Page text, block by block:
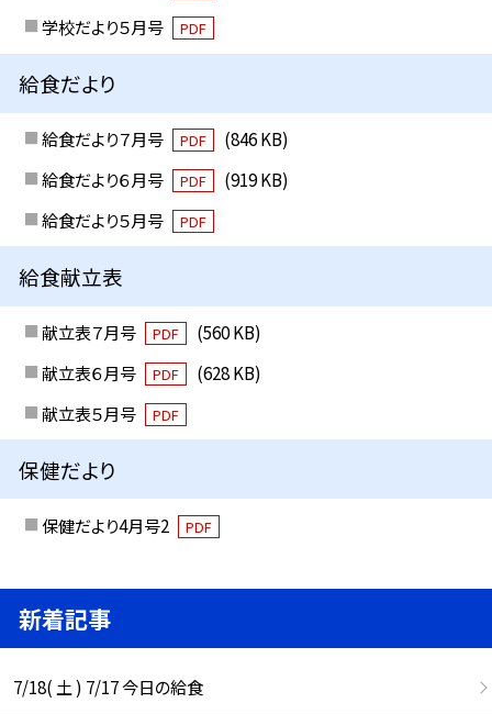
学校だより５月号
PDF
給食だより
給食だより７月号 PDF
(846 KB)
給食だより６月号
PDF
(919 KB)
給食だより５月号
PDF
給食献立表
献立表７月号 PDF
(560 KB)
献立表６月号
PDF
(628 KB)
献立表５月号
PDF
保健だより
保健だより4月号2 PDF
新着記事
7/18( 土 ) 7/17 今日の給食